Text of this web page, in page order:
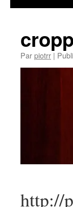
Parpiotrr |
http://